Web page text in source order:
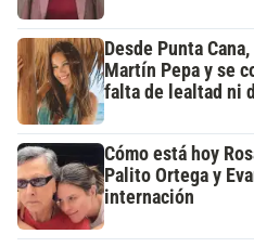
Desde Punta
Martín Pepa y se
falta de lealtad ni
Cómo está hoy
Palito Ortega y
internación